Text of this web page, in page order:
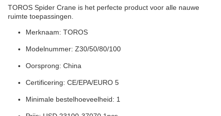
TOROS Spider Crane is het perfecte product voor alle nauwe
ruimte toepassingen.
Merknaam: TOROS
Modelnummer: Z30/50/80/100
Oorsprong: China
Certificering: CE/EPA/EURO 5
Minimale bestelhoeveelheid: 1